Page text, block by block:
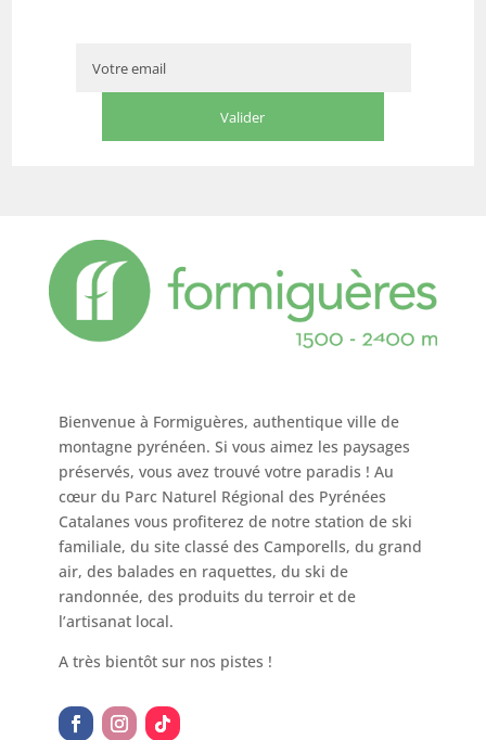
Bienvenue à Formiguères, authentique ville de
montagne pyrénéen. Si vous aimez les paysages
préservés, vous avez trouvé votre paradis ! Au
cœur du Parc Naturel Régional des Pyrénées
Catalanes vous profiterez de notre station de ski
familiale, du site classé des Camporells, du grand
air, des balades en raquettes, du ski de
randonnée, des produits du terroir et de
l’artisanat local.
A très bientôt sur nos pistes !